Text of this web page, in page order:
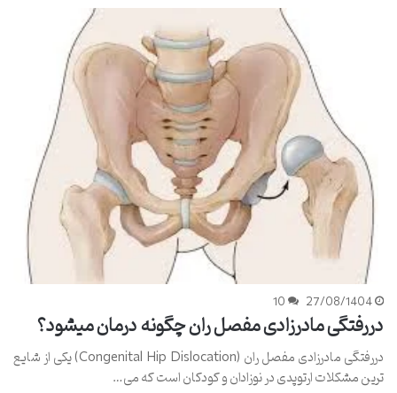
27/08/1404
10
دررفتگی مادرزادی مفصل ران چگونه درمان میشود؟
دررفتگی مادرزادی مفصل ران (Congenital Hip Dislocation) یکی از شایع
ترین مشکلات ارتوپدی در نوزادان و کودکان است که می…